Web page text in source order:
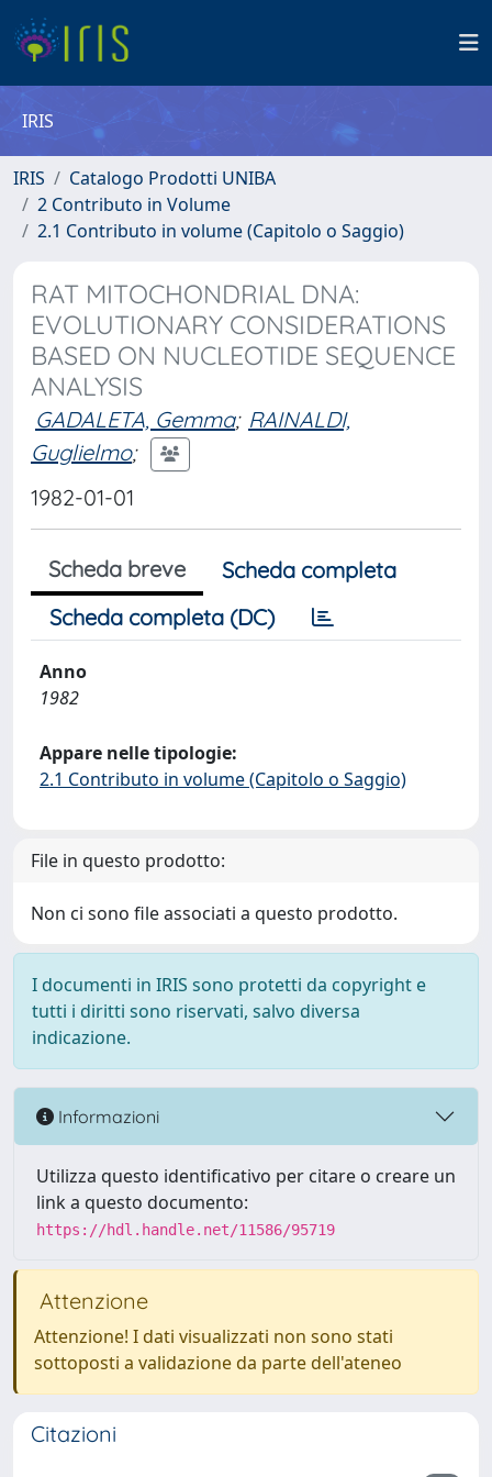
IRIS
IRIS
Catalogo Prodotti UNIBA
2 Contributo in Volume
2.1 Contributo in volume (Capitolo o Saggio)
RAT MITOCHONDRIAL DNA:
EVOLUTIONARY CONSIDERATIONS
BASED ON NUCLEOTIDE SEQUENCE
ANALYSIS
GADALETA, Gemma; RAINALDI,
Guglielmo;
1982-01-01
Scheda breve
Scheda completa
Scheda completa (DC)
Anno
1982
Appare nelle tipologie:
2.1 Contributo in volume (Capitolo o Saggio)
File in questo prodotto:
Non ci sono file associati a questo prodotto.
I documenti in IRIS sono protetti da copyright e
tutti i diritti sono riservati, salvo diversa
indicazione.
Informazioni
Utilizza questo identificativo per citare o creare un
link a questo documento:
https://hdl.handle.net/11586/95719
Attenzione
Attenzione! I dati visualizzati non sono stati
sottoposti a validazione da parte dell'ateneo
Citazioni